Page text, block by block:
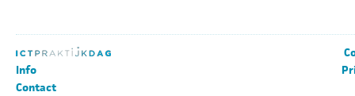
Info
Contact